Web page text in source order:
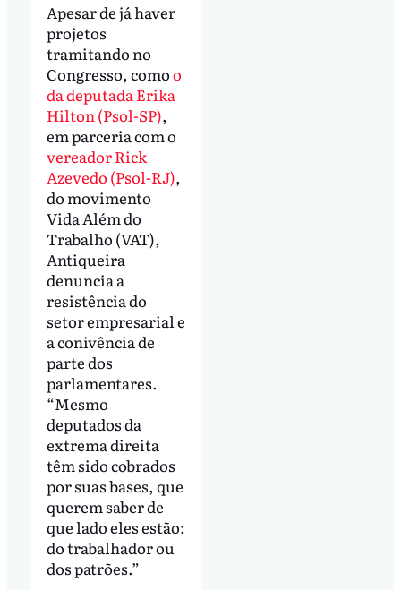
Apesar de já haver
projetos
tramitando no
Congresso, comoo
da deputada Erika
Hilton (Psol-SP),
em parceria com o
vereador Rick
Azevedo (Psol-RJ),
do movimento
Vida Além do
Trabalho (VAT),
Antiqueira
denuncia a
resistência do
setor empresarial e
a conivência de
parte dos
parlamentares.
“Mesmo
deputados da
extrema direita
têm sido cobrados
por suas bases, que
querem saber de
que lado eles estão:
do trabalhador ou
dos patrões.”